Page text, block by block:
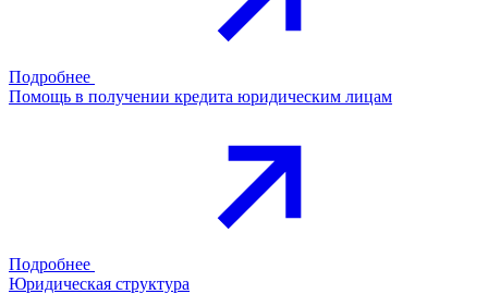
Подробнее
Помощь в получении кредита юридическим лицам
Подробнее
Юридическая структура